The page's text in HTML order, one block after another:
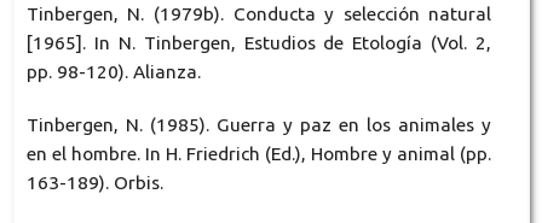
Tinbergen, N. (1979b). Conducta y selección natural
[1965]. In N. Tinbergen, Estudios de Etología (Vol. 2,
pp. 98-120). Alianza.
Tinbergen, N. (1985). Guerra y paz en los animales y
en el hombre. In H. Friedrich (Ed.), Hombre y animal (pp.
163-189). Orbis.